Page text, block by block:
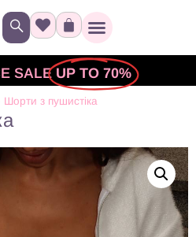
SALE UP TO 70%
Шорти з пушистіка